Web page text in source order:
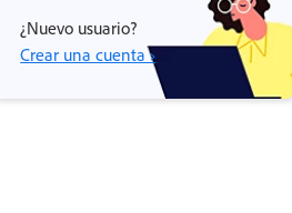
¿Nuevo usuario?
Crear una cuenta ›